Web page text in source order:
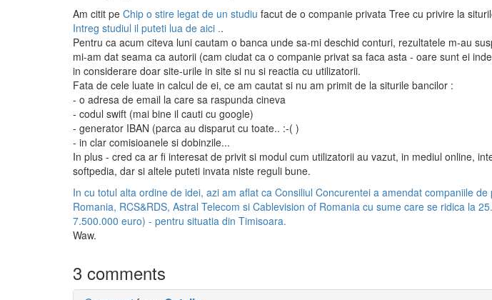
Am citit pe Chip o stire legat de un studiu facut de o companie privata Tree cu privire la
Intreg studiul il puteti lua de aici ..
Pentru ca acum citeva luni cautam o banca unde sa-mi deschid conturi, rezultatele m-au
mi-am dat seama ca autorii (cam ciudat ca o companie privat sa faca asta - oare sunt ei
in considerare doar site-urile in site si nu si reactia cu utilizatorii.
Fata de cele luate in calcul de ei, ce am cautat si nu am primit de la siturile bancilor :
- o adresa de email la care sa raspunda cineva
- codul swift (mai bine il cauti cu google)
- generator IBAN (parca au disparut cu toate.. :-( )
- in clar comisioanele si dobinzile...
In plus - cred ca ar fi interesat de privit si modul cum utilizatorii au vazut, in mediul online,
softpedia, dar si altele puteti invata niste reguli bune.
In cu totul alta ordine de idei, azi am aflat ca Consiliul Concurentei a amendat companiile
Romania, RCS&RDS, Astral Telecom si Cablevision of Romania cu sume care se ridica la
7.500.000 euro) - pentru situatia din Timisoara.
Waw.
3 comments